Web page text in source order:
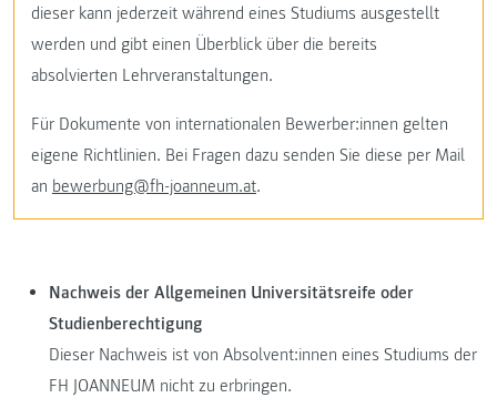
dieser kann jederzeit während eines Studiums ausgestellt
werden und gibt einen Überblick über die bereits
absolvierten Lehrveranstaltungen.
Für Dokumente von internationalen Bewerber:innen gelten
eigene Richtlinien. Bei Fragen dazu senden Sie diese per Mail
an bewerbung@fh-joanneum.at.
Nachweis der Allgemeinen Universitätsreife oder
Studienberechtigung
Dieser Nachweis ist von Absolvent:innen eines Studiums der
FH JOANNEUM nicht zu erbringen.